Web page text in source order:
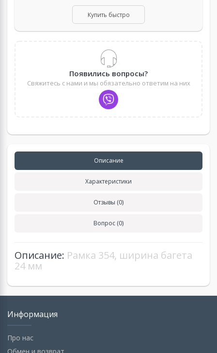
Купить быстро
Появились вопросы?
Свяжитесь с нами и мы обязательно ответим на них
Описание
Характеристики
Отзывы (0)
Вопрос (0)
Описание: Рамка 354, ширина багета
24 мм
Информация
Про нас